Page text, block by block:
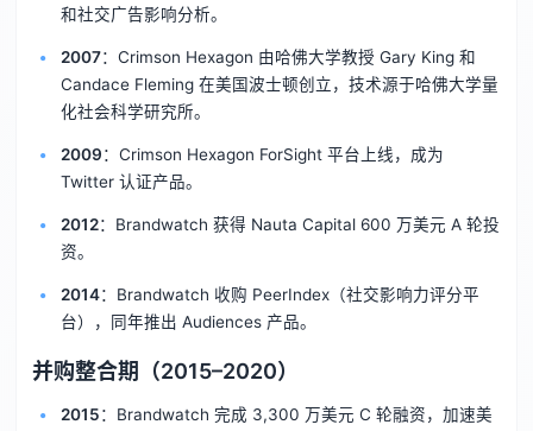
和社交广告影响分析。
2007：Crimson Hexagon 由哈佛大学教授 Gary King 和
Candace Fleming 在美国波士顿创立，技术源于哈佛大学量
化社会科学研究所。
2009：Crimson Hexagon ForSight 平台上线，成为
Twitter 认证产品。
2012：Brandwatch 获得 Nauta Capital 600 万美元 A 轮投
资。
2014：Brandwatch 收购 PeerIndex（社交影响力评分平
台），同年推出 Audiences 产品。
并购整合期（2015–2020）
2015：Brandwatch 完成 3,300 万美元 C 轮融资，加速美